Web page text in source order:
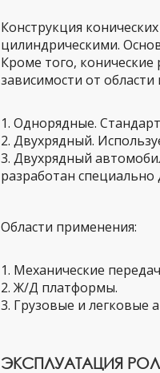
Конструкция
цилиндрическими.
Кроме того,
зависимости от
1. Однорядные.
2. Двухрядный.
3. Двухрядный
разработан
Области применения:
1. Механические
2. Ж/Д платформы.
3. Грузовые и легковые
ЭКСПЛУАТАЦИЯ